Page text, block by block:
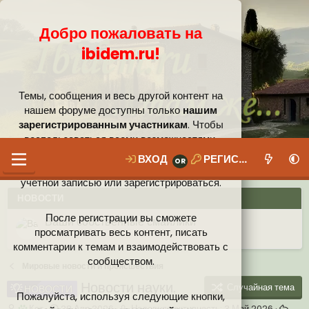
Добро пожаловать на
ibidem.ru!
Темы, сообщения и весь другой контент на
нашем форуме доступны только нашим
зарегистрированным участникам. Чтобы
воспользоваться всеми возможностями,
которые предлагает наше сообщество, вам
необходимо войти в систему под своей
учётной записью или зарегистрироваться.
После регистрации вы сможете
просматривать весь контент, писать
комментарии к темам и взаимодействовать с
сообществом.
Пожалуйста, используя следующие кнопки,
ВХОД РЕГИСТРАЦИЯ
Иконки пользователя
Ваши собственные смайлики
Аналитика от Ассистента
Новая система рейтинга (оценок) на форуме
Мировые новости и происшествия
Случайная тема